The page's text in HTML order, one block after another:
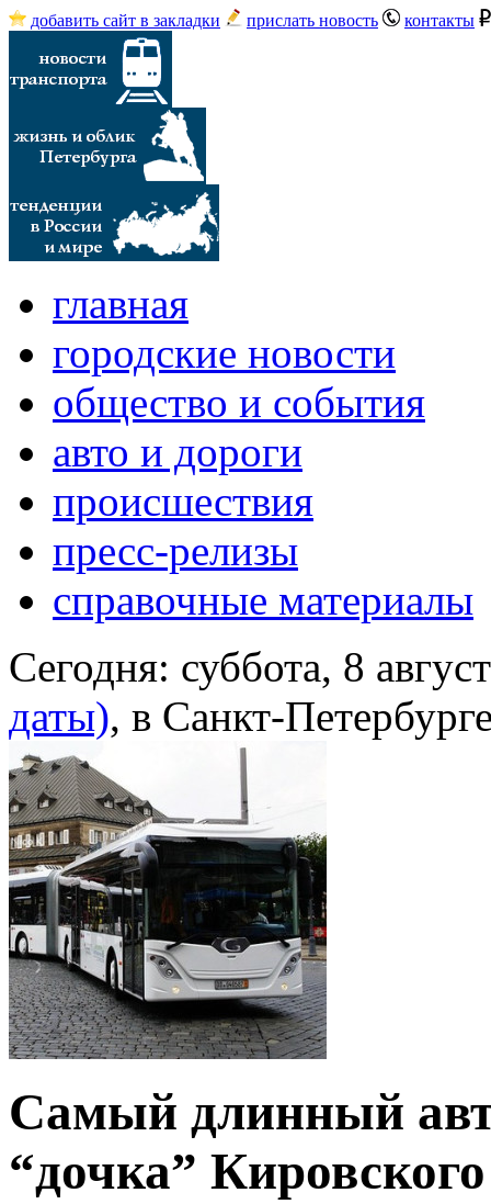
добавить сайт в закладки прислать новость контакты
главная
городские новости
общество и события
авто и дороги
происшествия
пресс-релизы
справочные материалы
Сегодня: суббота, 8
даты), в Санкт-
Самый длинный
“дочка”